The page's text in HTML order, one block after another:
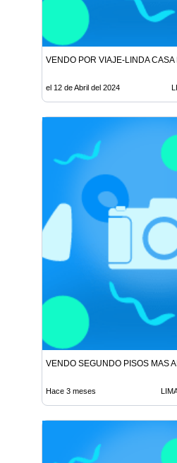
VENDO POR VIAJE-LINDA CASA
el 12 de Abril del 2024
VENDO SEGUNDO PISOS MAS
Hace 3 meses